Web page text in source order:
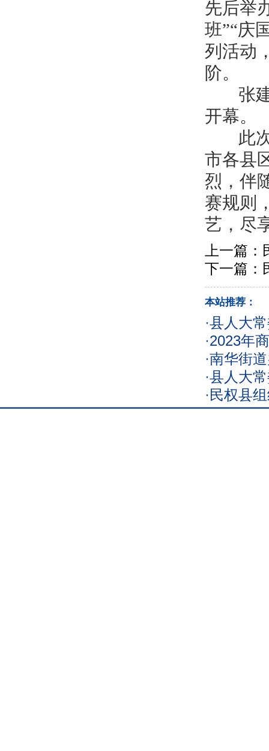
先后举
班”“庆
列活动
阶。
张建
开幕。
此次
市各县
烈，伴
赛规则
艺，尽
上一篇：
下一篇：
本站推荐：
·县人大
·2023年
·南华街
·县人大
·民权县